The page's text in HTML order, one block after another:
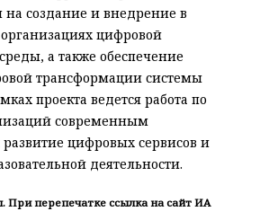
на создание и внедрение в
цифровой
а также обеспечение
трансформации системы
проекта ведется работа по
современным
цифровых сервисов и
деятельности.
При перепечатке ссылка на сайт ИА